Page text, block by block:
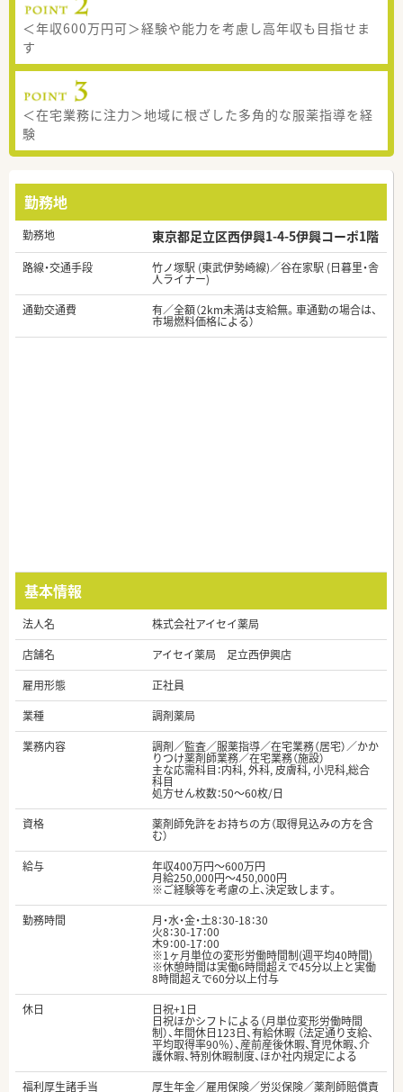
＜年収600万円可＞経験や能力を考慮し高年収も目指せま
す
＜在宅業務に注力＞地域に根ざした多角的な服薬指導を経
験
勤務地
勤務地 東京都足立区西伊興1-4-5伊興コーポ1階
路線・交通手段 竹ノ塚駅 (東武伊勢崎線)／谷在家駅 (日暮里・舎
人ライナー)
通勤交通費
有／全額（2km未満は支給無。車通勤の場合は、
市場燃料価格による）
基本情報
法人名
株式会社アイセイ薬局
店舗名
アイセイ薬局 足立西伊興店
雇用形態
正社員
業種
調剤薬局
業務内容
調剤／監査／服薬指導／在宅業務（居宅）／かか
りつけ薬剤師業務／在宅業務（施設）
主な応需科目：内科, 外科, 皮膚科, 小児科,総合
科目
処方せん枚数：50～60枚/日
資格
薬剤師免許をお持ちの方（取得見込みの方を含
む）
給与
年収400万円～600万円
月給250,000円～450,000円
※ご経験等を考慮の上、決定致します。
勤務時間
月・水・金・土8：30-18：30
火8：30-17：00
木9：00-17：00
※1ヶ月単位の変形労働時間制(週平均40時間)
※休憩時間は実働6時間超えで45分以上と実働
8時間超えで60分以上付与
休日
日祝+1日
日祝ほかシフトによる（月単位変形労働時間
制）、年間休日123日、有給休暇 （法定通り支給、
平均取得率90％）、産前産後休暇、育児休暇、介
護休暇、特別休暇制度、ほか社内規定による
福利厚生諸手当
厚生年金／雇用保険／労災保険／薬剤師賠償責